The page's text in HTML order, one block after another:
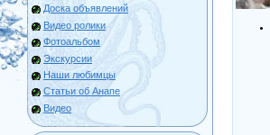
Доска объявлений
Видео ролики
Фотоальбом
Экскурсии
Наши любимцы
Статьи об Анапе
Видео